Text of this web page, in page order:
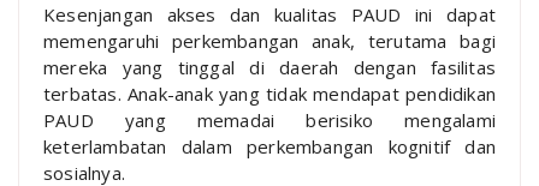
Kesenjangan akses dan kualitas PAUD ini dapat
memengaruhi perkembangan anak, terutama bagi
mereka yang tinggal di daerah dengan fasilitas
terbatas. Anak-anak yang tidak mendapat pendidikan
PAUD yang memadai berisiko mengalami
keterlambatan dalam perkembangan kognitif dan
sosialnya.